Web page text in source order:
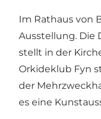
Im Rathaus von
Ausstellung. Die
stellt in der
Orkideklub Fyn
der
es eine